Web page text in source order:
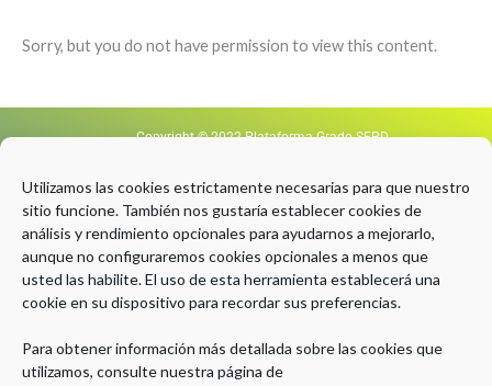
Utilizamos las cookies estrictamente necesarias para que nuestro
sitio funcione. También nos gustaría establecer cookies de
análisis y rendimiento opcionales para ayudarnos a mejorarlo,
aunque no configuraremos cookies opcionales a menos que
usted las habilite. El uso de esta herramienta establecerá una
cookie en su dispositivo para recordar sus preferencias.
Para obtener información más detallada sobre las cookies que
utilizamos, consulte nuestra página de
Sorry, but you do not have permission to view this content.
Copyright © 2022 Plataforma Grado SEPD
Con la Colaboración de